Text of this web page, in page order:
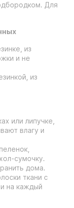
Для
из
и не
из
или липучке,
влагу и
сумочку.
дома.
ткани с
на каждый